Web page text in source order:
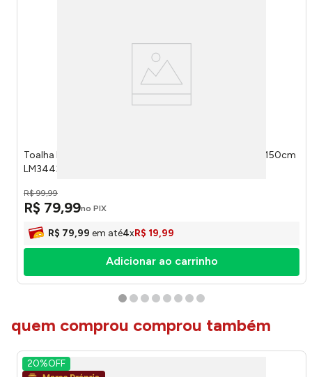
Toalha Mesa Retangular Vermelha Natal Poliéster 180x150cm
LM3443NTL - honeyhome
R$ 99,99
R$ 79,99no PIX
R$ 79,99 em até4xR$ 19,99
Adicionar ao carrinho
quem comprou comprou também
20%OFF